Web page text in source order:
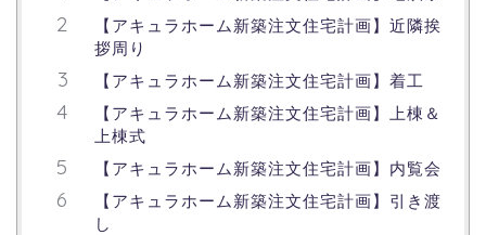
【アキュラホーム新築注文住宅計画】近隣挨
拶周り
【アキュラホーム新築注文住宅計画】着工
【アキュラホーム新築注文住宅計画】上棟＆
上棟式
【アキュラホーム新築注文住宅計画】内覧会
【アキュラホーム新築注文住宅計画】引き渡
し